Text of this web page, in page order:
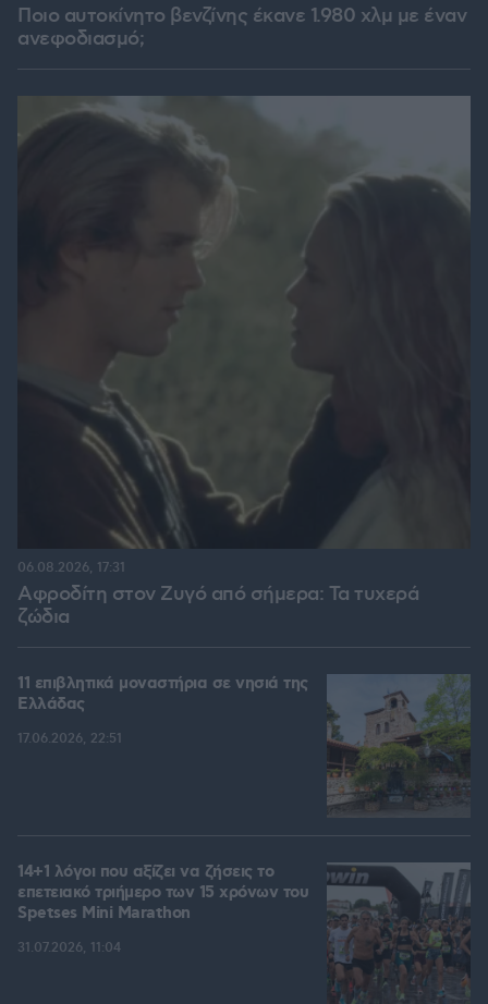
Ποιο αυτοκίνητο βενζίνης έκανε 1.980 χλμ με έναν
ανεφοδιασμό;
Αφροδίτη στον Ζυγό από σήμερα: Τα τυχερά
ζώδια
06.08.2026, 17:31
11 επιβλητικά μοναστήρια σε νησιά της
Ελλάδας
17.06.2026, 22:51
14+1 λόγοι που αξίζει να ζήσεις το
επετειακό τριήμερο των 15 χρόνων του
Spetses Mini Marathon
31.07.2026, 11:04